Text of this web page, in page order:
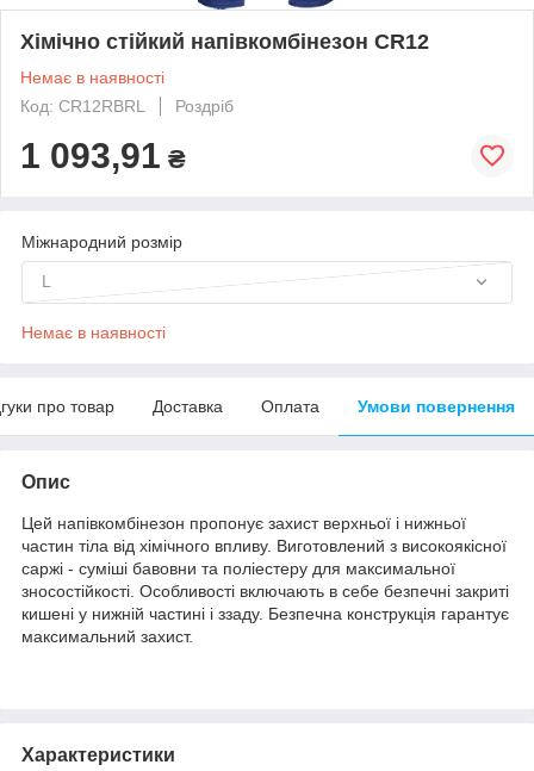
Хімічно стійкий напівкомбінезон CR12
Немає в наявності
Код: CR12RBRL
Роздріб
1 093,91 ₴
Міжнародний розмір
L
Немає в наявності
про товар Доставка Оплата Умови повернення
Опис
Цей напівкомбінезон пропонує захист верхньої і нижньої
частин тіла від хімічного впливу. Виготовлений з високоякісної
саржі - суміші бавовни та поліестеру для максимальної
зносостійкості. Особливості включають в себе безпечні закриті
кишені у нижній частині і ззаду. Безпечна конструкція гарантує
максимальний захист.
Характеристики